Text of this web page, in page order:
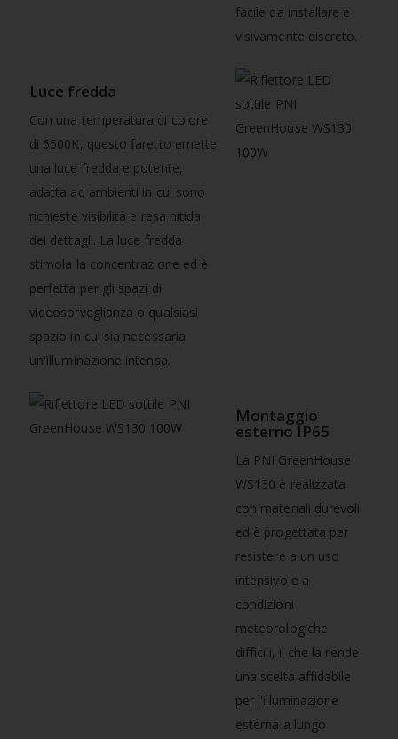
facile da installare e
visivamente discreto.
Luce fredda
Con una temperatura di colore
di 6500K, questo faretto emette
una luce fredda e potente,
adatta ad ambienti in cui sono
richieste visibilità e resa nitida
dei dettagli. La luce fredda
stimola la concentrazione ed è
perfetta per gli spazi di
videosorveglianza o qualsiasi
spazio in cui sia necessaria
un'illuminazione intensa.
Montaggio
esterno IP65
La PNI GreenHouse
WS130 è realizzata
con materiali durevoli
ed è progettata per
resistere a un uso
intensivo e a
condizioni
meteorologiche
difficili, il che la rende
una scelta affidabile
per l'illuminazione
esterna a lungo